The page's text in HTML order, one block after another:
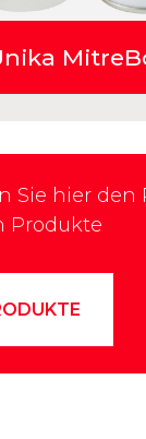
Sie hier den
Produkte